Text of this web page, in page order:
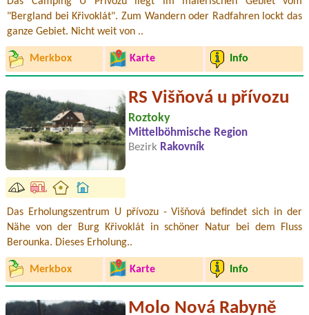
"Bergland bei Křivoklát". Zum Wandern oder Radfahren lockt das
ganze Gebiet. Nicht weit von ..
Merkbox Karte Info
RS Višňová u přívozu
Roztoky
Mittelböhmische Region
Bezirk Rakovník
Das Erholungszentrum U přívozu - Višňová befindet sich in der
Nähe von der Burg Křivoklát in schöner Natur bei dem Fluss
Berounka. Dieses Erholung..
Merkbox Karte Info
Molo Nová Rabyně